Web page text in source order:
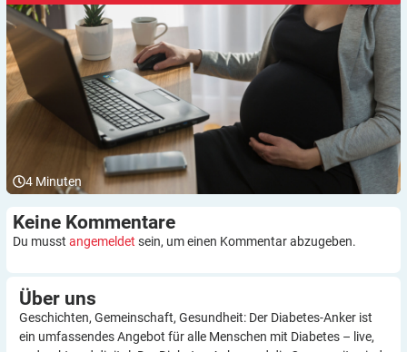
4 Minuten
Keine Kommentare
Du musst angemeldet sein, um einen Kommentar abzugeben.
Über uns
Geschichten, Gemeinschaft, Gesundheit: Der Diabetes-Anker ist
ein umfassendes Angebot für alle Menschen mit Diabetes – live,